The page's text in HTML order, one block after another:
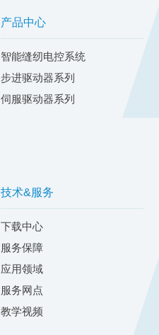
产品中心
智能缝纫电控系统
步进驱动器系列
伺服驱动器系列
技术&服务
下载中心
服务保障
应用领域
服务网点
教学视频